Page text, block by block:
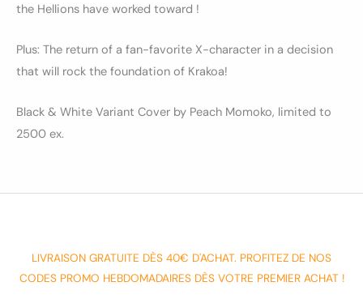
the Hellions have worked toward !
Plus: The return of a fan-favorite X-character in a decision
that will rock the foundation of Krakoa!
Black & White Variant Cover by Peach Momoko, limited to
2500 ex.
LIVRAISON GRATUITE DÈS 40€ D'ACHAT. PROFITEZ DE NOS
CODES PROMO HEBDOMADAIRES DÈS VOTRE PREMIER ACHAT !